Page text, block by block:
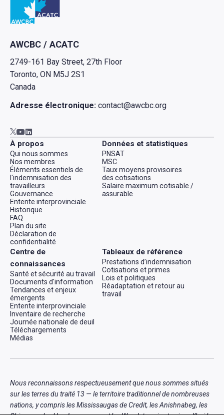
AWCBC / ACATC
2749-161 Bay Street, 27th Floor
Toronto, ON M5J 2S1
Canada
Adresse électronique:contact@awcbc.org
Aller à AWCBC / ACATC twitter in new tab
Aller à AWCBC / ACATC youtube in new tab
À propos
Qui nous sommes
Nos membres
Éléments essentiels de
l'indemnisation des
travailleurs
Gouvernance
Entente interprovinciale
Historique
FAQ
Plan du site
Déclaration de
confidentialité
Données et statistiques
PNSAT
MSC
Taux moyens provisoires
des cotisations
Salaire maximum cotisable /
assurable
Centre de
connaissances
Santé et sécurité au travail
Documents d'information
Tendances et enjeux
émergents
Entente interprovinciale
Inventaire de recherche
Journée nationale de deuil
Téléchargements
Médias
Tableaux de référence
Prestations d’indemnisation
Cotisations et primes
Lois et politiques
Réadaptation et retour au
travail
Nous reconnaissons respectueusement que nous sommes situés
sur les terres du traité 13 — le territoire traditionnel de nombreuses
nations, y compris les Mississaugas de Credit, les Anishnabeg, les